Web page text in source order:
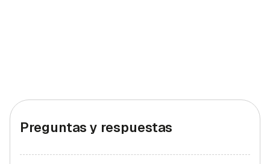
Preguntas y respuestas